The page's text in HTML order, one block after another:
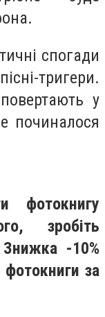
спогади
тригери.
у
починалося
фотокнигу
зробіть
-10%
за